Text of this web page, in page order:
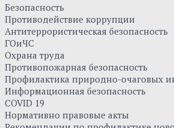
Безопасность
Противодействие коррупции
Антитеррористическая безопасность
ГОиЧС
Охрана труда
Противопожарная безопасность
Профилактика природно-очаговых
Информационная безопасность
COVID 19
Нормативно правовые акты